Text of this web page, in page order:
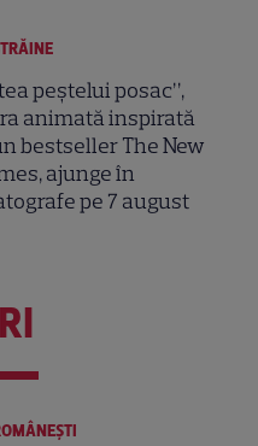
peștelui posac”,
animată inspirată
bestseller The New
ajunge în
pe 7 august